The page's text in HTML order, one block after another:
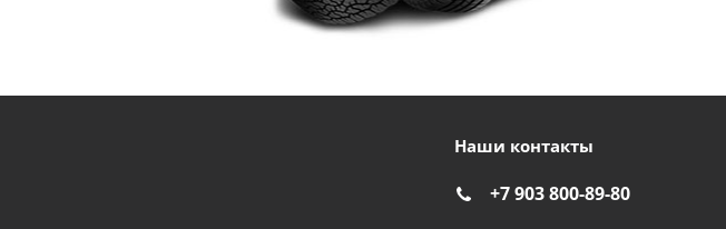
Наши контакты
+7 903 800-89-80